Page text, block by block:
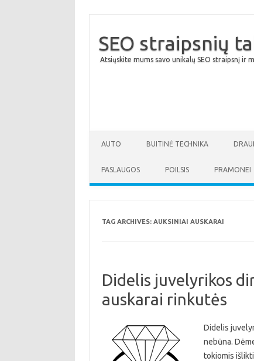
SEO straipsnių
Atsiųskite mums savo unikalų SEO straipsnį ir
AUTO BUITINĖ TECHNIKA
PASLAUGOS POILSIS PRAMONEI
TAG ARCHIVES: AUKSINIAI AUSKARAI
Didelis juvelyrikos
auskarai rinkutės
Didelis
nebūna.
tokiomis